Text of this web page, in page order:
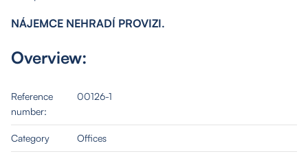
Properties
Services
NÁJEMCE NEHRADÍ PROVIZI.
Overview:
Reference
number:
00126-1
Category Offices